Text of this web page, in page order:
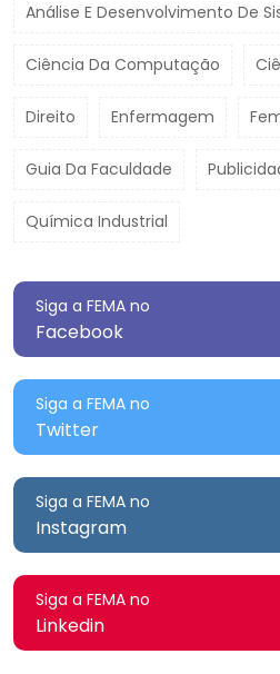
Análise E Desenvolvimento De
Ciência Da Computação
Direito Enfermagem
Guia Da Faculdade
Química Industrial
Siga a FEMA no
Facebook
Siga a FEMA no
Twitter
Siga a FEMA no
Instagram
Siga a FEMA no
Linkedin